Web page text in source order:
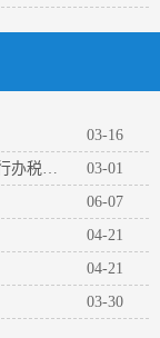
03-16
03-01
06-07
04-21
04-21
03-30